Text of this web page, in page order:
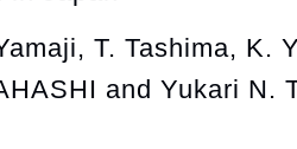
T. Tashima, K.
and Yukari N.